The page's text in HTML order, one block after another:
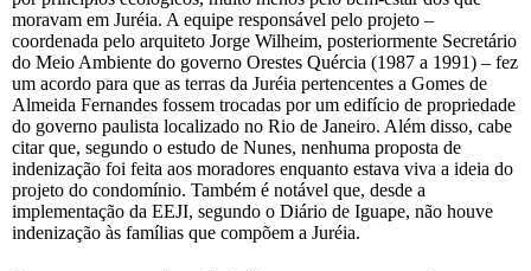
moravam em Juréia. A equipe responsável pelo projeto –
coordenada pelo arquiteto Jorge Wilheim, posteriormente Secretário
do Meio Ambiente do governo Orestes Quércia (1987 a 1991) – fez
um acordo para que as terras da Juréia pertencentes a Gomes de
Almeida Fernandes fossem trocadas por um edifício de propriedade
do governo paulista localizado no Rio de Janeiro. Além disso, cabe
citar que, segundo o estudo de Nunes, nenhuma proposta de
indenização foi feita aos moradores enquanto estava viva a ideia do
projeto do condomínio. Também é notável que, desde a
implementação da EEJI, segundo o Diário de Iguape, não houve
indenização às famílias que compõem a Juréia.